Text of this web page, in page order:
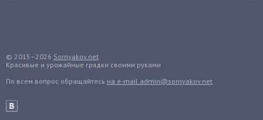
Груша
Груши
Грядки
© 2015–2026 Sornyakov.net
Красивые и урожайные грядки своими руками
По всем вопрос обращайтесь на e-mail admin@sornyakov.net